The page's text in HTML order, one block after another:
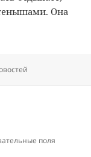
Она
поля